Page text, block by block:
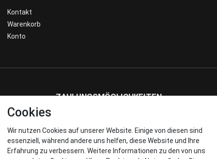
Kontakt
Warenkorb
Konto
ZAHLUNGSMÖGLICHKEITEN
WIR VERSENDEN MIT
Cookies
Wir nutzen Cookies auf unserer Website. Einige von diesen sind
essenziell, während andere uns helfen, diese Website und Ihre
Erfahrung zu verbessern. Weitere Informationen zu den von uns